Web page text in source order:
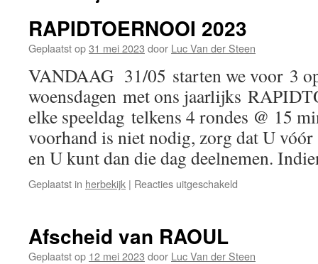
RAPIDTOERNOOI 2023
Geplaatst op31 mei 2023 door Luc Van der Steen
VANDAAG 31/05 starten we voor 3
woensdagen met ons jaarlijks
elke speeldag telkens 4 rondes @ 15
voorhand is niet nodig, zorg dat U vóór
en U kunt dan die dag deelnemen.
Geplaatst in herbekijk | Reacties uitgeschakeld
Afscheid van RAOUL
Geplaatst op 12 mei 2023 door Luc Van der Steen